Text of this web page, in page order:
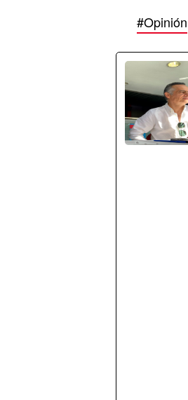
#Opinión